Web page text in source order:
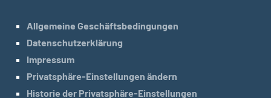
Allgemeine Geschäftsbedingungen
Datenschutzerklärung
Impressum
Privatsphäre-Einstellungen ändern
Historie der Privatsphäre-Einstellungen